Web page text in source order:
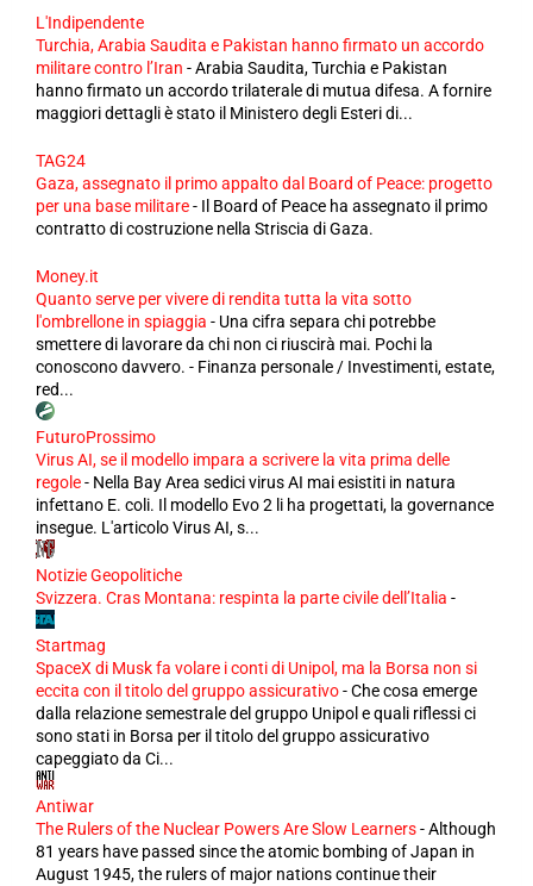
L'Indipendente
Turchia, Arabia Saudita e Pakistan hanno firmato un accordo
militare contro l’Iran -Arabia Saudita, Turchia e Pakistan
hanno firmato un accordo trilaterale di mutua difesa. A fornire
maggiori dettagli è stato il Ministero degli Esteri di...
TAG24
Gaza, assegnato il primo appalto dal Board of Peace: progetto
per una base militare- Il Board of Peace ha assegnato il primo
contratto di costruzione nella Striscia di Gaza.
Money.it
Quanto serve per vivere di rendita tutta la vita sotto
l'ombrellone in spiaggia - Una cifra separa chi potrebbe
smettere di lavorare da chi non ci riuscirà mai. Pochi la
conoscono davvero. - Finanza personale / Investimenti, estate,
red...
FuturoProssimo
Virus AI, se il modello impara a scrivere la vita prima delle
regole- Nella Bay Area sedici virus AI mai esistiti in natura
infettano E. coli. Il modello Evo 2 li ha progettati, la governance
insegue. L'articolo Virus AI, s...
Notizie Geopolitiche
Svizzera. Cras Montana: respinta la parte civile dell’Italia -
Startmag
SpaceX di Musk fa volare i conti di Unipol, ma la Borsa non si
eccita con il titolo del gruppo assicurativo-Che cosa emerge
dalla relazione semestrale del gruppo Unipol e quali riflessi ci
sono stati in Borsa per il titolo del gruppo assicurativo
capeggiato da Ci...
Antiwar
The Rulers of the Nuclear Powers Are Slow Learners-Although
81 years have passed since the atomic bombing of Japan in
August 1945, the rulers of major nations continue their